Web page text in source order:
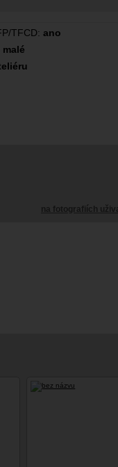
TFCD: ano
malé
na fotografiích